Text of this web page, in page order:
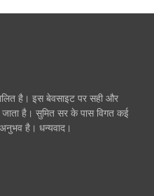
है। इस बेवसाइट पर सही और
है। सुमित सर के पास विगत कई
है। धन्यवाद।